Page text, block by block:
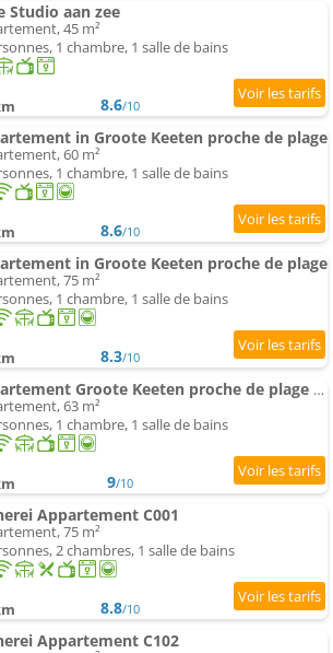
Studio aan zee
45 m²
1 chambre, 1 salle de bains
8.6/10
in Groote Keeten proche de plage
60 m²
1 chambre, 1 salle de bains
8.6/10
in Groote Keeten proche de plage
75 m²
1 chambre, 1 salle de bains
8.3/10
Appartement Groote Keeten proche de plage & Sauna
63 m²
1 chambre, 1 salle de bains
9/10
Appartement C001
75 m²
2 chambres, 1 salle de bains
8.8/10
Appartement C102